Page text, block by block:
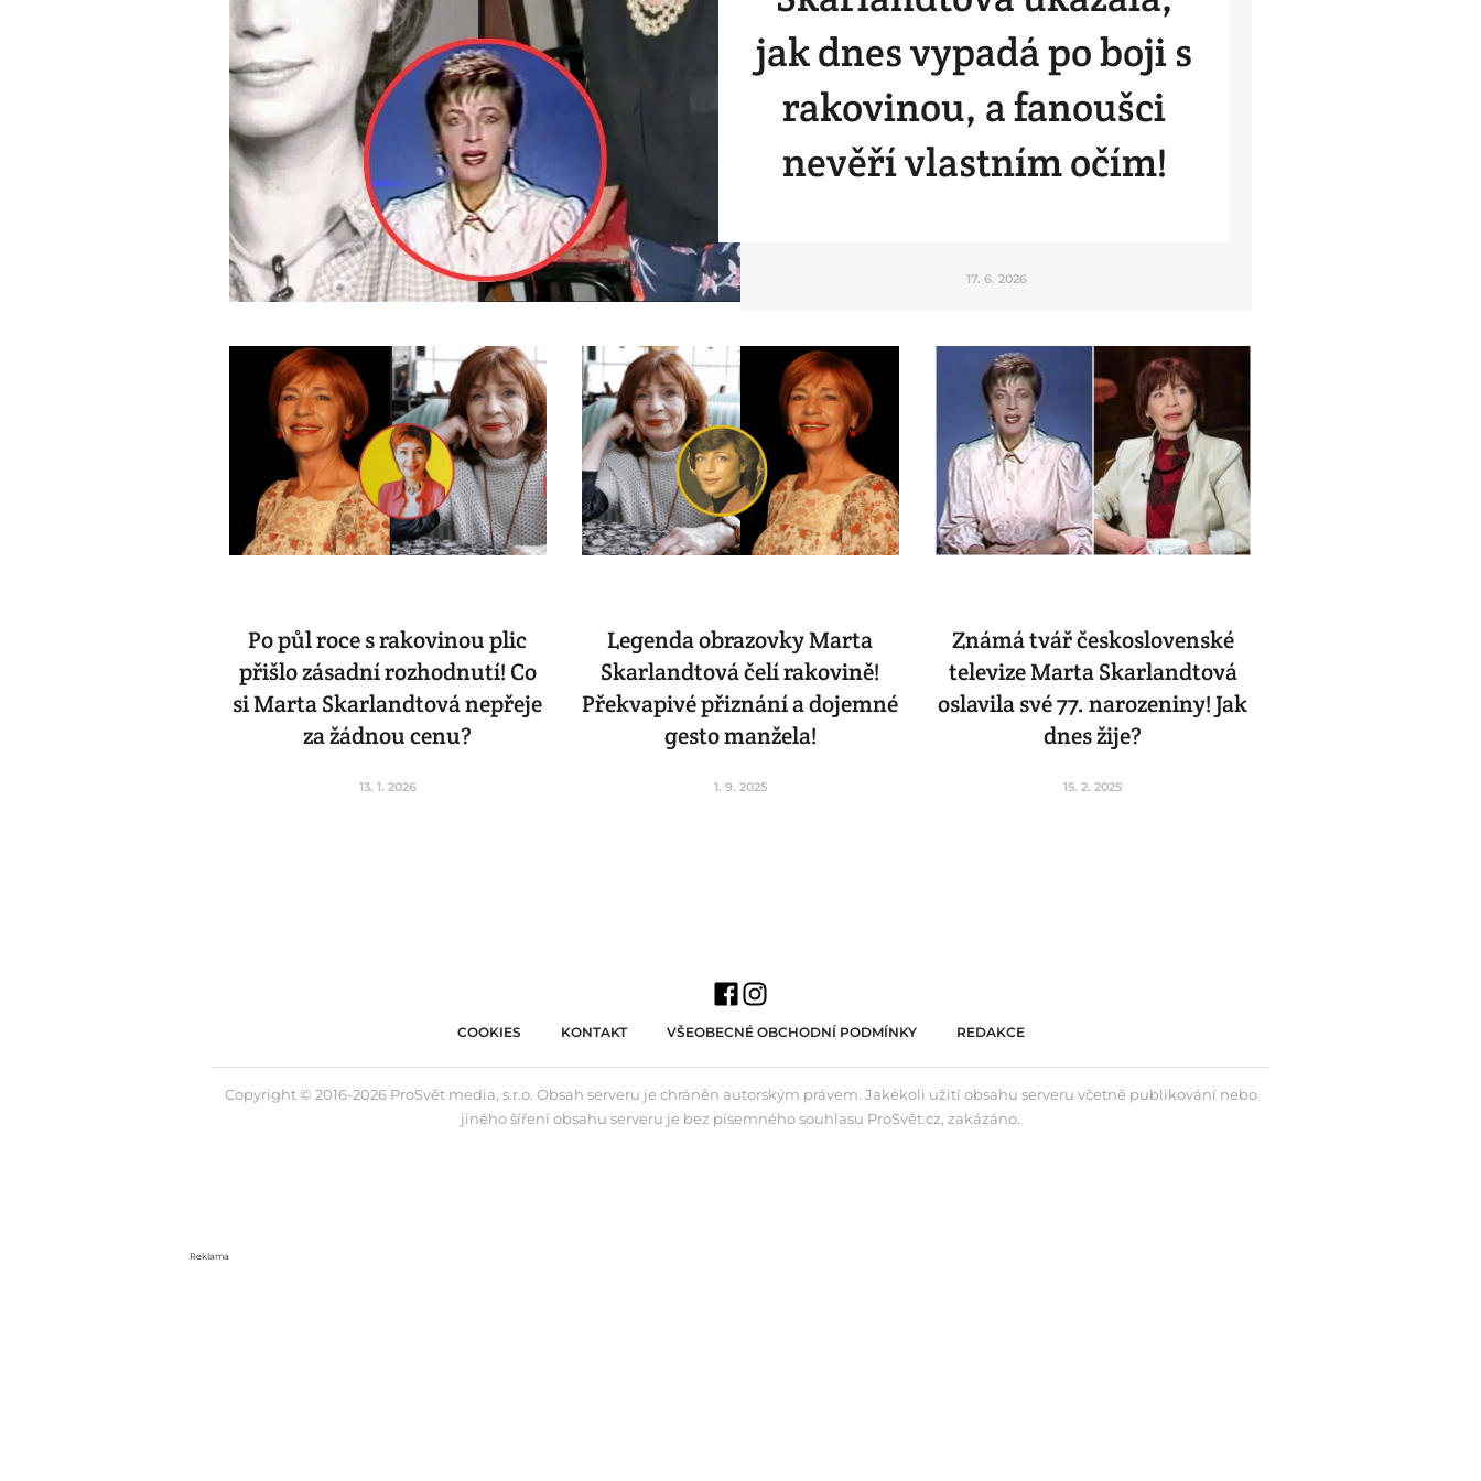
jak dnes vypadá po boji s
rakovinou, a fanoušci
nevěří vlastním očím!
17. 6. 2026
Po půl roce s rakovinou plic
přišlo zásadní rozhodnutí! Co
si Marta Skarlandtová nepřeje
za žádnou cenu?
13. 1. 2026
Legenda obrazovky Marta
Skarlandtová čelí rakovině!
Překvapivé přiznání a dojemné
gesto manžela!
1. 9. 2025
Známá tvář československé
televize Marta Skarlandtová
oslavila své 77. narozeniny! Jak
dnes žije?
15. 2. 2025
COOKIES KONTAKT VŠEOBECNÉ OBCHODNÍ PODMÍNKY REDAKCE
Copyright © 2016-2026 ProSvět media, s.r.o. Obsah serveru je chráněn autorským právem. Jakékoli užití obsahu serveru včetně publikování nebo
jiného šíření obsahu serveru je bez písemného souhlasu ProSvět.cz, zakázáno.
Reklama